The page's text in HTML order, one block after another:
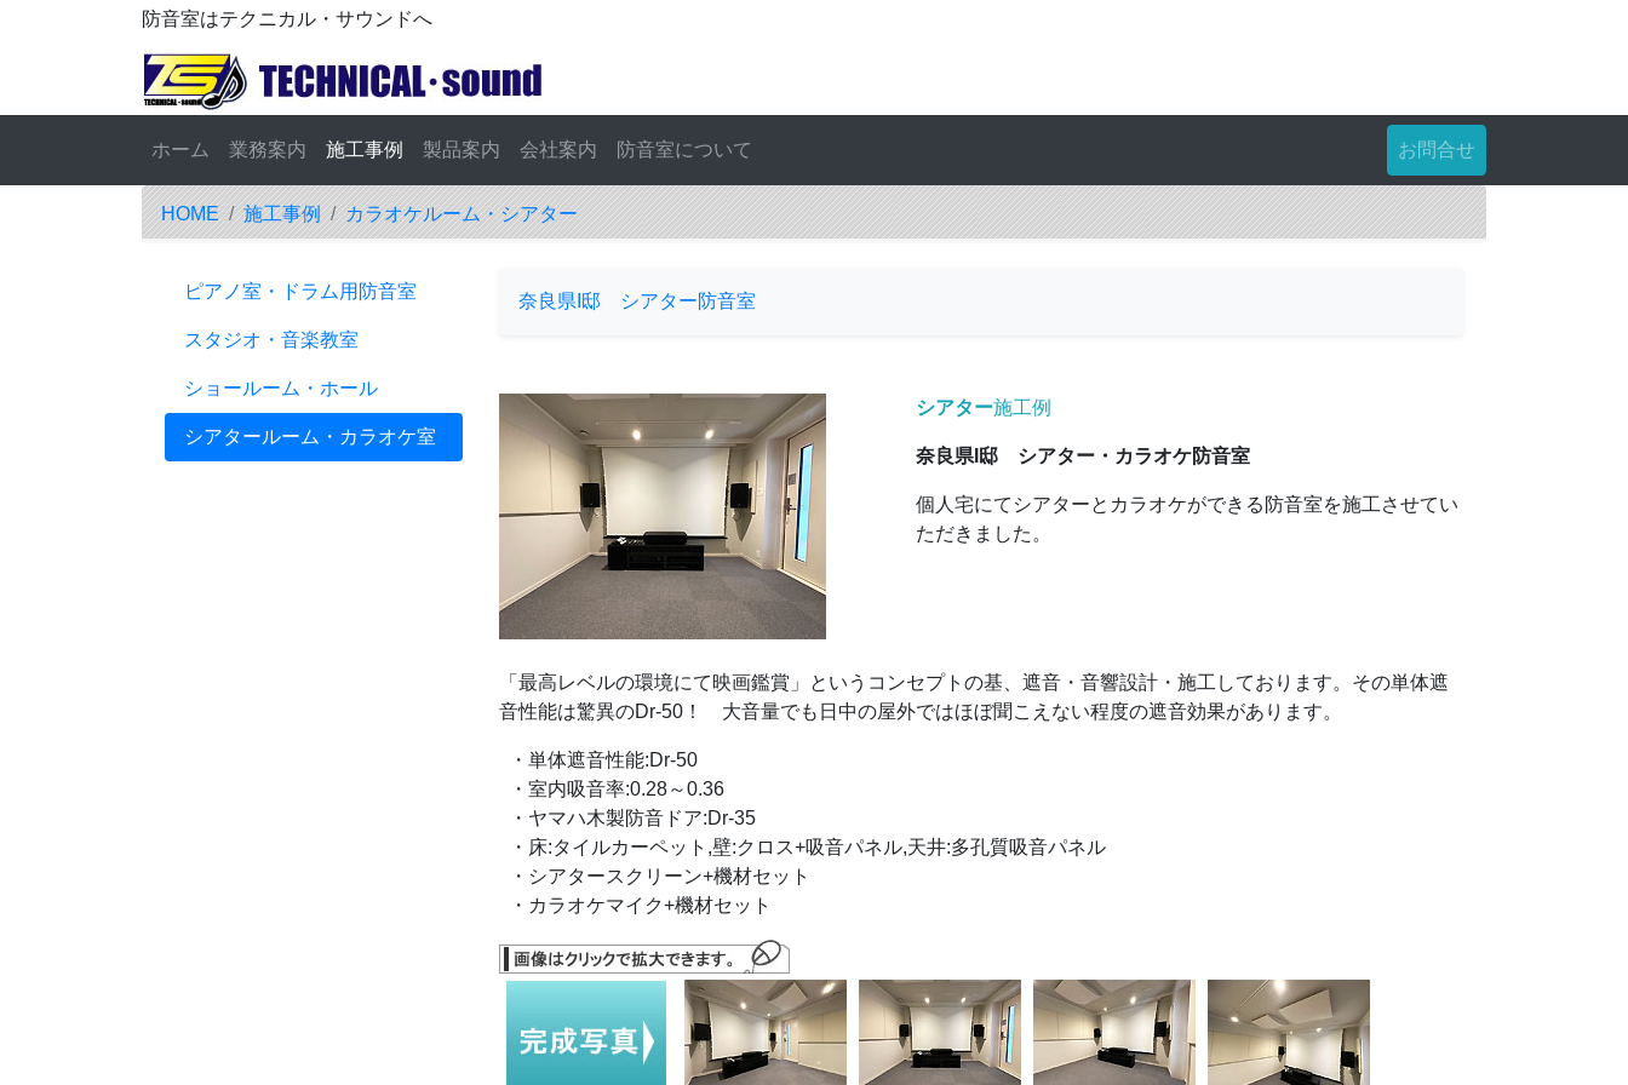
防音室はテクニカル・サウンドへ
ホーム 業務案内 施工事例 製品案内 会社案内 防音室について お問合せ
HOME 施工事例 カラオケルーム・シアター
ピアノ室・ドラム用防音室
スタジオ・音楽教室
ショールーム・ホール
シアタールーム・カラオケ室
奈良県I邸 シアター防音室
シアター施工例
奈良県I邸 シアター・カラオケ防音室
個人宅にてシアターとカラオケができる防音室を施工させてい
ただきました。
「最高レベルの環境にて映画鑑賞」というコンセプトの基、遮音・音響設計・施工しております。その単体遮
音性能は驚異のDr-50！ 大音量でも日中の屋外ではほぼ聞こえない程度の遮音効果があります。
・単体遮音性能:Dr-50
・室内吸音率:0.28～0.36
・ヤマハ木製防音ドア:Dr-35
・床:タイルカーペット,壁:クロス+吸音パネル,天井:多孔質吸音パネル
・シアタースクリーン+機材セット
・カラオケマイク+機材セット